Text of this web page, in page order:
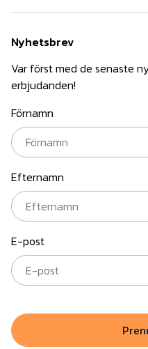
Nyhetsbrev
Var först med de senaste
erbjudanden!
Förnamn
Efternamn
E-post